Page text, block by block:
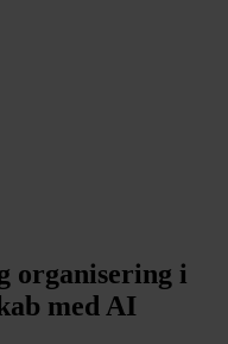
organisering i
med AI